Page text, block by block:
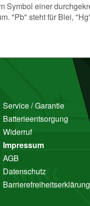
Symbol einer
"Pb" steht für Blei,
Service / Garantie
Batterieentsorgung
Widerruf
Impressum
AGB
Datenschutz
Barrierefreiheitserklärung